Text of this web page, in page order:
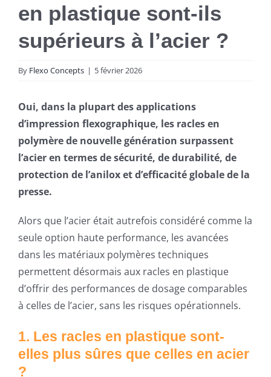
en plastique sont-ils
supérieurs à l’acier ?
By Flexo Concepts | 5 février 2026
Oui, dans la plupart des applications
d’impression flexographique, les racles en
polymère de nouvelle génération surpassent
l’acier en termes de sécurité, de durabilité, de
protection de l’anilox et d’efficacité globale de la
presse.
Alors que l’acier était autrefois considéré comme la
seule option haute performance, les avancées
dans les matériaux polymères techniques
permettent désormais aux racles en plastique
d’offrir des performances de dosage comparables
à celles de l’acier, sans les risques opérationnels.
1. Les racles en plastique sont-
elles plus sûres que celles en acier
?